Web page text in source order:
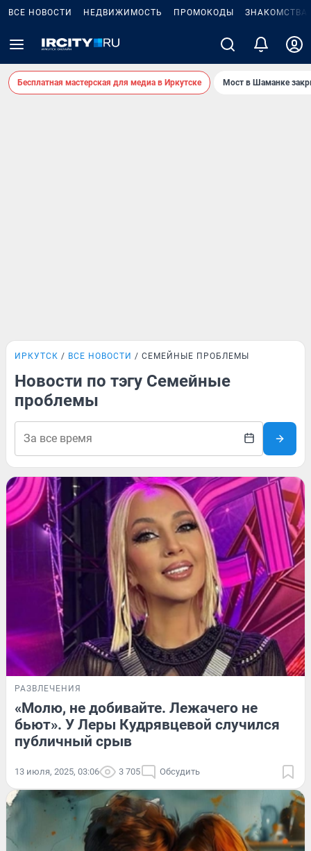
ВСЕ НОВОСТИ НЕДВИЖИМОСТЬ ПРОМОКОДЫ ЗНАКОМСТВА
Бесплатная мастерская для медиа в Иркутске Мост в Шаманке
ИРКУТСК ВСЕ НОВОСТИ СЕМЕЙНЫЕ ПРОБЛЕМЫ
Новости по тэгу Семейные
проблемы
РАЗВЛЕЧЕНИЯ
«Молю, не добивайте. Лежачего не
бьют». У Леры Кудрявцевой случился
публичный срыв
13 июля, 2025, 03:06 3 705 Обсудить